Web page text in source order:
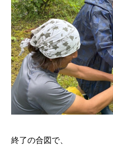
終了の合図で、